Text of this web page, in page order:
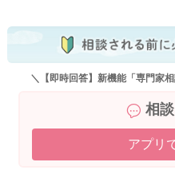
解していきます。
遊び食べや歩き食べなどが落
と、周りの行動を見ながら食
で、自然と食事のマナーや椅
＼【即時回答】新機能「専門家
相
アプリ